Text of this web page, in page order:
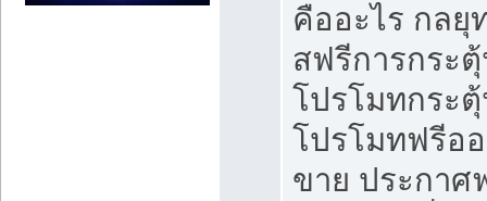
คืออะไร กลยุ
สฟรีการกระ
โปรโมทกระ
โปรโมทฟรีอ
ขาย ประกาศ